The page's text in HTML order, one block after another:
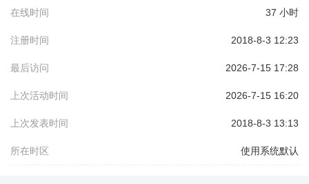
在线时间 37 小时
注册时间 2018-8-3 12:23
最后访问 2026-7-15 17:28
上次活动时间 2026-7-15 16:20
上次发表时间 2018-8-3 13:13
所在时区 使用系统默认